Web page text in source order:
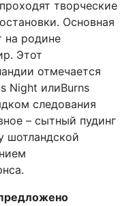
творческие
Основная
на родине
Этот
отмечается
Night илиBurns
следования
– сытный пудинг
шотландской